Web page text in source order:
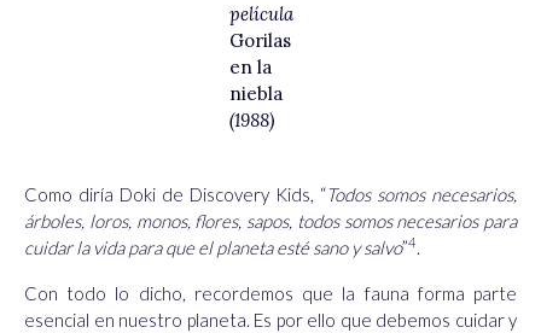
película
Gorilas
en la
niebla
(1988)
Como diría Doki de Discovery Kids, “Todos somos necesarios,
árboles, loros, monos, flores, sapos, todos somos necesarios para
cuidar la vida para que el planeta esté sano y salvo”4
Con todo lo dicho, recordemos que la fauna forma parte
esencial en nuestro planeta. Es por ello que debemos cuidar y